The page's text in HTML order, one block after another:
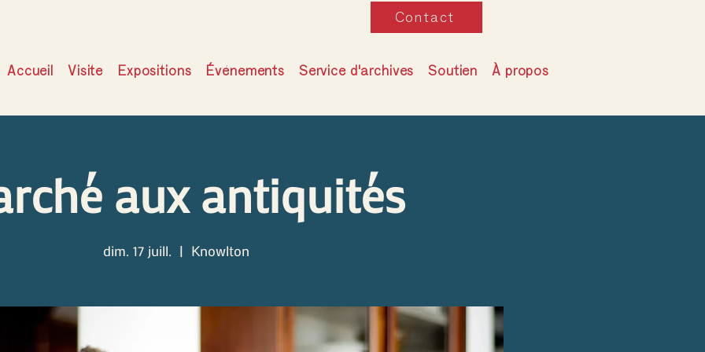
Accueil Visite Expositions Événements Service d'archives Soutien À propos
Contact
aux antiquités
dim. 17 juill.
  |
Knowlton